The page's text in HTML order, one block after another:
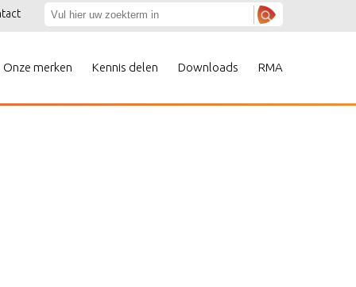
Onze merken Kennis delen Downloads RMA